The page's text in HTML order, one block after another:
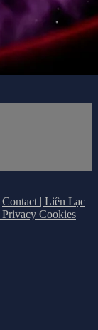
Contact | Liên Lạc
Privacy Cookies